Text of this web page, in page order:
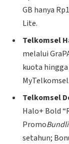
GB hanya
Lite.
Telkomsel
melalui
kuota hingga
MyTelkomsel.
Telkomsel
Halo+ Bold
Promo
setahun;